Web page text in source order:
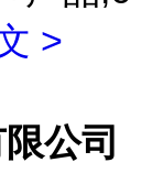
>
公司